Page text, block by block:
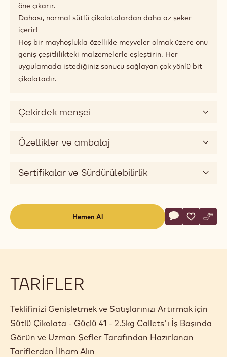
öne çıkarır.
Dahası, normal sütlü çikolatalardan daha az şeker
içerir!
Hoş bir mayhoşlukla özellikle meyveler olmak üzere onu
geniş çeşitlilikteki malzemelerle eşleştirin. Her
uygulamada istediğiniz sonucu sağlayan çok yönlü bit
çikolatadır.
Çekirdek menşei
Özellikler ve ambalaj
Sertifikalar ve Sürdürülebilirlik
Hemen Al
Actions
Yorum yaz
- SütlüKaydet
- Sütlü
-
TARIFLER
Teklifinizi Genişletmek ve Satışlarınızı Artırmak için
Sütlü Çikolata - Güçlü 41 - 2.5kg Callets'ı İş Başında
Görün ve Uzman Şefler Tarafından Hazırlanan
Tariflerden İlham Alın